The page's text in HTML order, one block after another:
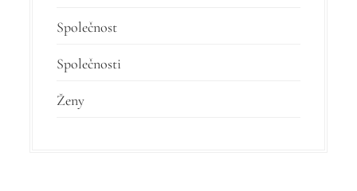
Společnost
Společnosti
Ženy